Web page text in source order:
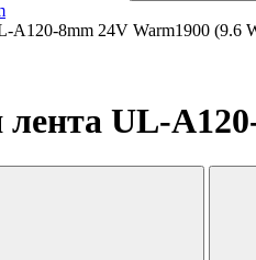
A120-8mm 24V Warm1900
лента UL-